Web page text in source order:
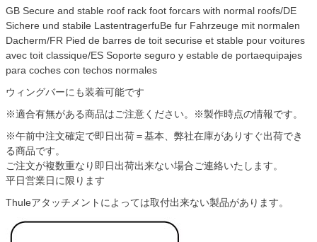
GB Secure and stable roof rack foot forcars with normal roofs/DE
Sichere und stabile LastentragerfuBe fur Fahrzeuge mit normalen
Dacherm/FR Pied de barres de toit securise et stable pour voitures
avec toit classique/ES Soporte seguro y estable de portaequipajes
para coches con techos normales
ウィングバーにも装着可能です
※適合有無がある商品はご注意ください。※製作時点の情報です。
※午前中注文確定で即日出荷＝基本、弊社在庫がありすぐ出荷でき
る商品です。
ご注文が複数重なり即日出荷出来ない場合ご連絡いたします。
平日営業日に限ります
Thuleアタッチメントによっては取付出来ない製品があります。